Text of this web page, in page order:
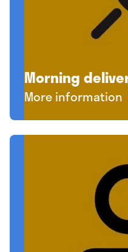
Morning
More information